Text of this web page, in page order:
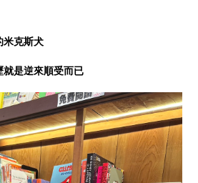
米克斯犬
是逆來順受而已